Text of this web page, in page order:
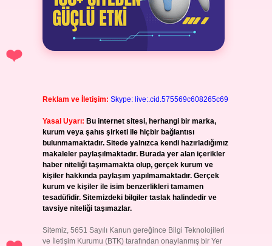
Reklam ve İletişim: Skype: live:.cid.575569c608265c69
Yasal Uyarı: Bu internet sitesi, herhangi bir marka,
kurum veya şahıs şirketi ile hiçbir bağlantısı
bulunmamaktadır. Sitede yalnızca kendi hazırladığımız
makaleler paylaşılmaktadır. Burada yer alan içerikler
haber niteliği taşımamakta olup, gerçek kurum ve
kişiler hakkında paylaşım yapılmamaktadır. Gerçek
kurum ve kişiler ile isim benzerlikleri tamamen
tesadüfidir. Sitemizdeki bilgiler taslak halindedir ve
tavsiye niteliği taşımazlar.
Sitemiz, 5651 Sayılı Kanun gereğince Bilgi Teknolojileri
ve İletişim Kurumu (BTK) tarafından onaylanmış bir Yer